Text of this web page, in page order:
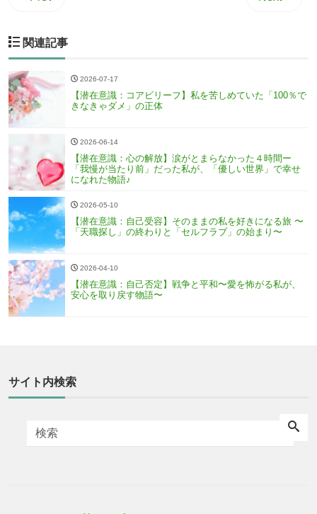
関連記事
2026-07-17
【潜在意識：コアビリーフ】私を苦しめていた「100％で
きなきゃダメ」の正体
2026-06-14
【潜在意識：心の解放】涙がとまらなかった４時間ー
「我慢が当たり前」だった私が、「優しい世界」で幸せ
になれた物語♪
2026-05-10
【潜在意識：自己受容】そのままの私を好きになる旅 〜
「天職探し」の終わりと「セルフラブ」の始まり〜
2026-04-10
【潜在意識：自己否定】戦争と平和〜愛を怖がる私が、
安心を取り戻す物語〜
サイト内検索